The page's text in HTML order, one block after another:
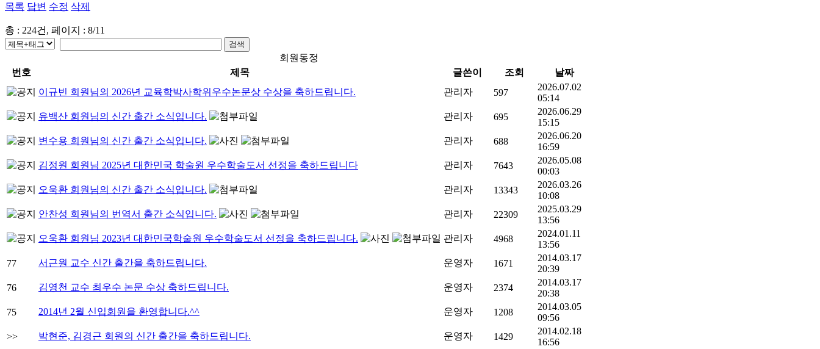
목록 답변 수정 삭제
총 : 224건, 페이지 : 8/11
회원동정
번호
제목 글쓴이 조회
날짜
이규빈 회원님의 2026년 교육학박사학위우수논문상 수상을 축하드립니다.
관리자 597
2026.07.02
05:14
유백산 회원님의 신간 출간 소식입니다.
관리자 695
2026.06.29
15:15
변수용 회원님의 신간 출간 소식입니다.
관리자 688
2026.06.20
16:59
김정원 회원님 2025년 대한민국 학술원 우수학술도서 선정을 축하드립니다
관리자 7643
2026.05.08
00:03
오욱환 회원님의 신간 출간 소식입니다.
관리자 13343
2026.03.26
10:08
안찬성 회원님의 번역서 출간 소식입니다.
관리자 22309
2025.03.29
13:56
오욱환 회원님 2023년 대한민국학술원 우수학술도서 선정을 축하드립니다.
관리자 4968
2024.01.11
13:56
77
서근원 교수 신간 출간을 축하드립니다. 운영자 1671
2014.03.17
20:39
76
김영천 교수 최우수 논문 수상 축하드립니다. 운영자 2374
2014.03.17
20:38
75
2014년 2월 신입회원을 환영합니다.^^ 운영자 1208
2014.03.05
09:56
>>
박현준, 김경근 회원의 신간 출간을 축하드립니다. 운영자 1429
2014.02.18
16:56